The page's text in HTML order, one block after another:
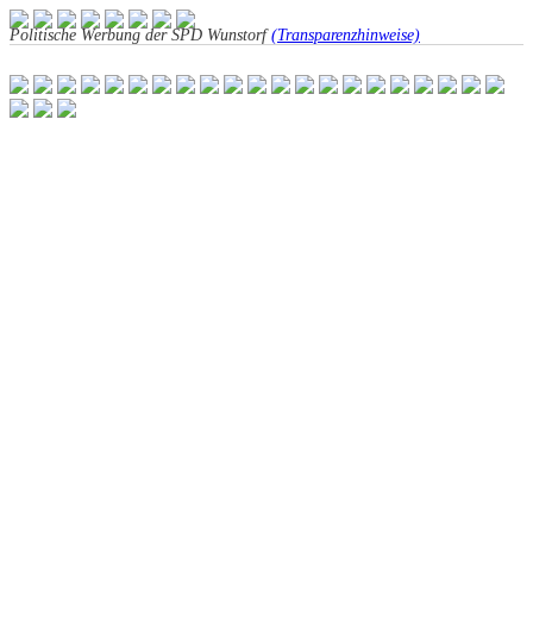
Politische Werbung der SPD Wunstorf(Transparenzhinweise)